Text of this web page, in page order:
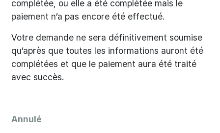
complétée, ou elle a été complétée mais le
paiement n’a pas encore été effectué.
Votre demande ne sera définitivement soumise
qu’après que toutes les informations auront été
complétées et que le paiement aura été traité
avec succès.
Annulé